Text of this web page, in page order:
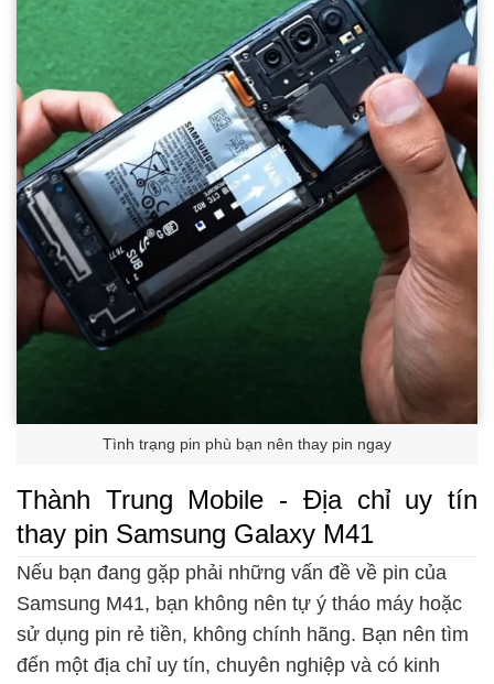
Tình trạng pin phù bạn nên thay pin ngay
Thành Trung Mobile - Địa chỉ uy tín
thay pin Samsung Galaxy M41
Nếu bạn đang gặp phải những vấn đề về pin của
Samsung M41, bạn không nên tự ý tháo máy hoặc
sử dụng pin rẻ tiền, không chính hãng. Bạn nên tìm
đến một địa chỉ uy tín, chuyên nghiệp và có kinh